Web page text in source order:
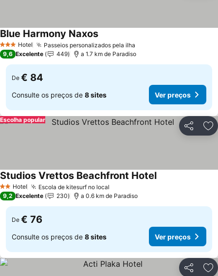
3 EstrelasHotel Passeios personalizados pela ilha
Blue Harmony NaxosVer preços
9,6 Excelente 449 a 1.7 km de Paradiso
De € 84
Consulte os preços de 8 sites Ver preços
Partilhar
Escolha popular
2 Estrelas
Hotel Escola de kitesurf no local
Studios Vrettos Beachfront HotelVer preços
9,2 Excelente 230 a 0.6 km de Paradiso
De € 76
Consulte os preços de 8 sites Ver preços
Partilhar